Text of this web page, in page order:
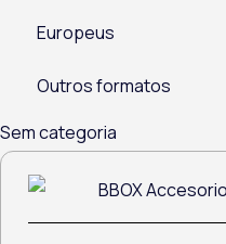
Europeus
Outros formatos
Sem categoria